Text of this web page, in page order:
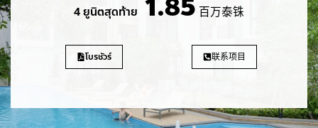
4 ยูนิตสุดท้าย 百万泰铢
โบรชัวร์ 联系项目